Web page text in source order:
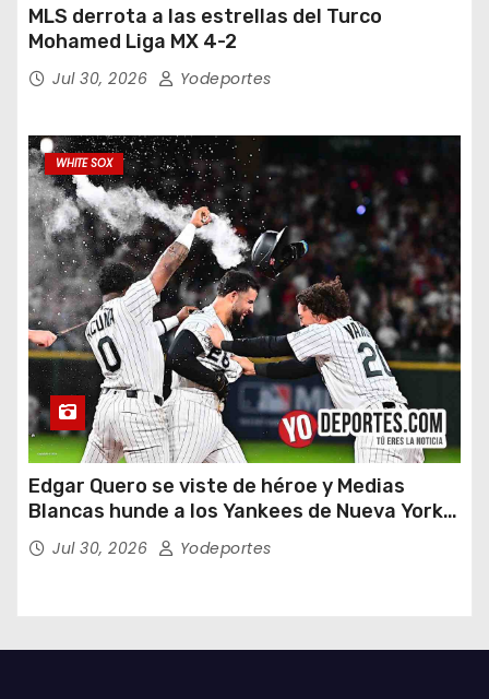
MLS derrota a las estrellas del Turco
Mohamed Liga MX 4-2
Jul 30, 2026 Yodeportes
WHITE SOX
Edgar Quero se viste de héroe y Medias
Blancas hunde a los Yankees de Nueva York
en doce entradas
Jul 30, 2026 Yodeportes